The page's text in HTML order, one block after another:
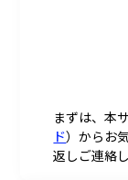
まずは、本
ド）からお
返しご連絡